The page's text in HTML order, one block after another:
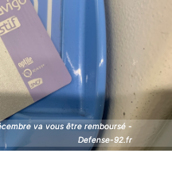
va vous être remboursé -
Defense-92.fr
va vous être remboursé -
Defense-92.fr